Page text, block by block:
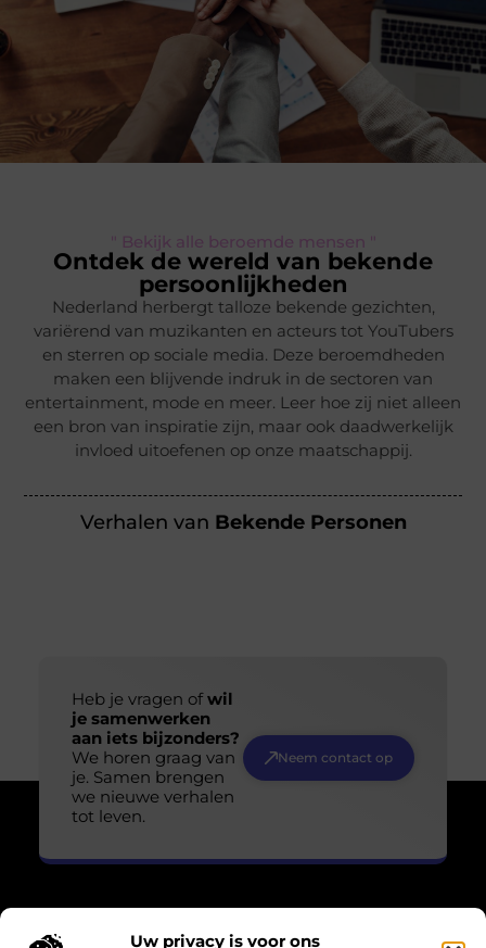
Uw privacy is voor ons
" Bekijk alle beroemde mensen "
Ontdek de wereld van bekende
persoonlijkheden
Nederland herbergt talloze bekende gezichten,
variërend van muzikanten en acteurs tot YouTubers
en sterren op sociale media. Deze beroemdheden
maken een blijvende indruk in de sectoren van
entertainment, mode en meer. Leer hoe zij niet alleen
een bron van inspiratie zijn, maar ook daadwerkelijk
invloed uitoefenen op onze maatschappij.
Verhalen van Bekende Personen
Heb je vragen ofwil
je samenwerken
aan iets bijzonders?
We horen graag van
je. Samen brengen
we nieuwe verhalen
tot leven.
Neem contact op